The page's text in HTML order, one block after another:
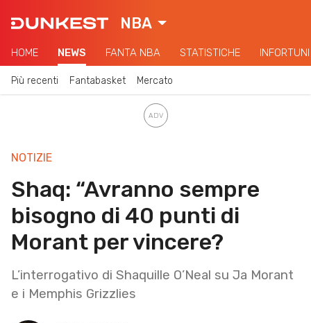
NBA
HOME NEWS FANTA NBA STATISTICHE INFORTUNI
Più recenti Fantabasket Mercato
NOTIZIE
Shaq: “Avranno sempre
bisogno di 40 punti di
Morant per vincere?
L’interrogativo di Shaquille O’Neal su Ja Morant
e i Memphis Grizzlies